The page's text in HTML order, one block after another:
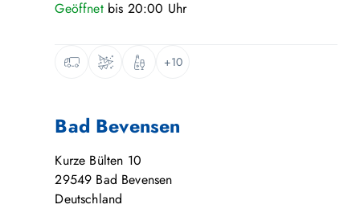
Geöffnet bis 20:00 Uhr
+10
Bad Bevensen
Kurze Bülten 10
29549 Bad Bevensen
Deutschland